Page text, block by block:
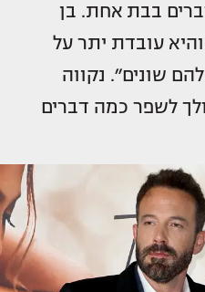
לפעמים עושה 50 דברים בבת אחת. בן
עובדת יתר על
שונים״. נקווה
לשפר כמה דברים